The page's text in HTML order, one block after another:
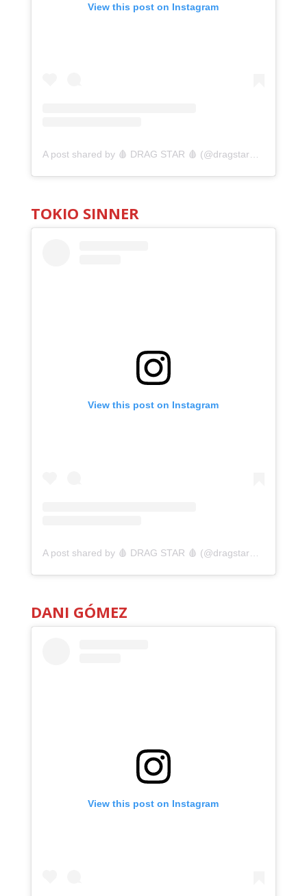
View this post on Instagram
A post shared by 🩸 DRAG STAR 🩸 (@dragstarmx)
TOKIO SINNER
View this post on Instagram
DANI GÓMEZ
View this post on Instagram